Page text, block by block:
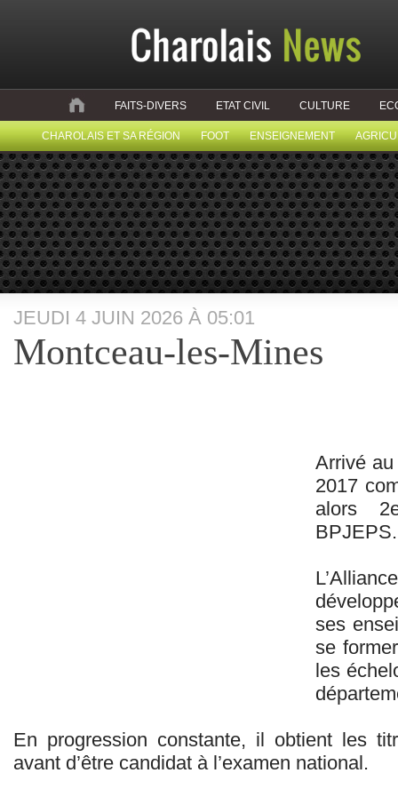
FAITS-DIVERS ETAT CIVIL CULTURE
CHAROLAIS ET SA RÉGION FOOT ENSEIGNEMENT
JEUDI 4 JUIN 2026 À 05:01
Montceau-les-Mines
Arrivé au
2017
alors
BPJEPS.
ses
se
les
En progression constante, il obtient les
avant d’être candidat à l’examen national.